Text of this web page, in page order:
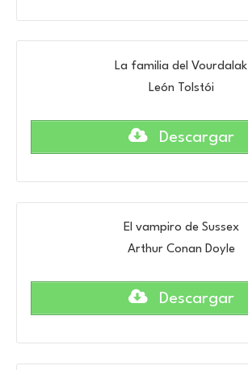
La familia del Vourdalak
León Tolstói
Descargar
El vampiro de Sussex
Arthur Conan Doyle
Descargar